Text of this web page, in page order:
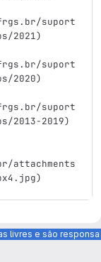
suport
2021)
suport
2020)
suport
2013-2019)
)
livres e são